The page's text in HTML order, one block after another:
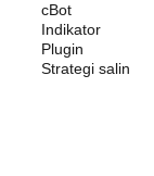
cBot
Indikator
Plugin
Strategi salin